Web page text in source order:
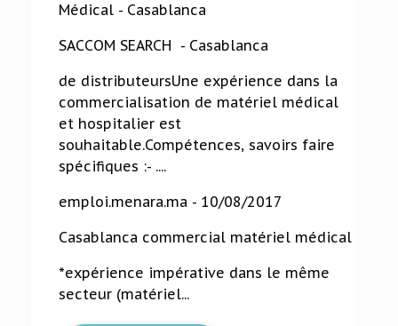
Médical - Casablanca
SACCOM SEARCH - Casablanca
de distributeursUne expérience dans la
commercialisation de matériel médical
et hospitalier est
souhaitable.Compétences, savoirs faire
spécifiques :- ....
emploi.menara.ma - 10/08/2017
Casablanca commercial matériel médical
*expérience impérative dans le même
secteur (matériel...